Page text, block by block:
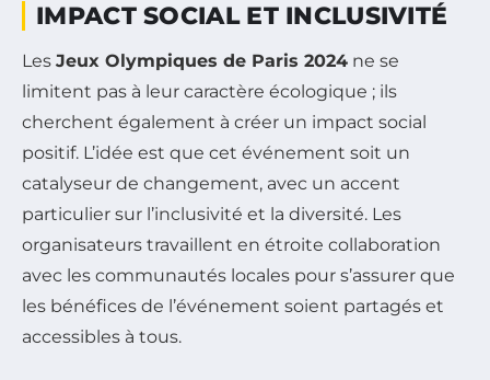
IMPACT SOCIAL ET INCLUSIVITÉ
Les Jeux Olympiques de Paris 2024 ne se
limitent pas à leur caractère écologique ; ils
cherchent également à créer un impact social
positif. L’idée est que cet événement soit un
catalyseur de changement, avec un accent
particulier sur l’inclusivité et la diversité. Les
organisateurs travaillent en étroite collaboration
avec les communautés locales pour s’assurer que
les bénéfices de l’événement soient partagés et
accessibles à tous.